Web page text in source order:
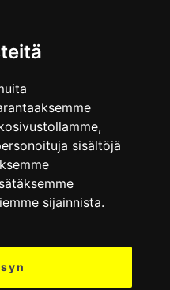
sisältöjä
sijainnista.